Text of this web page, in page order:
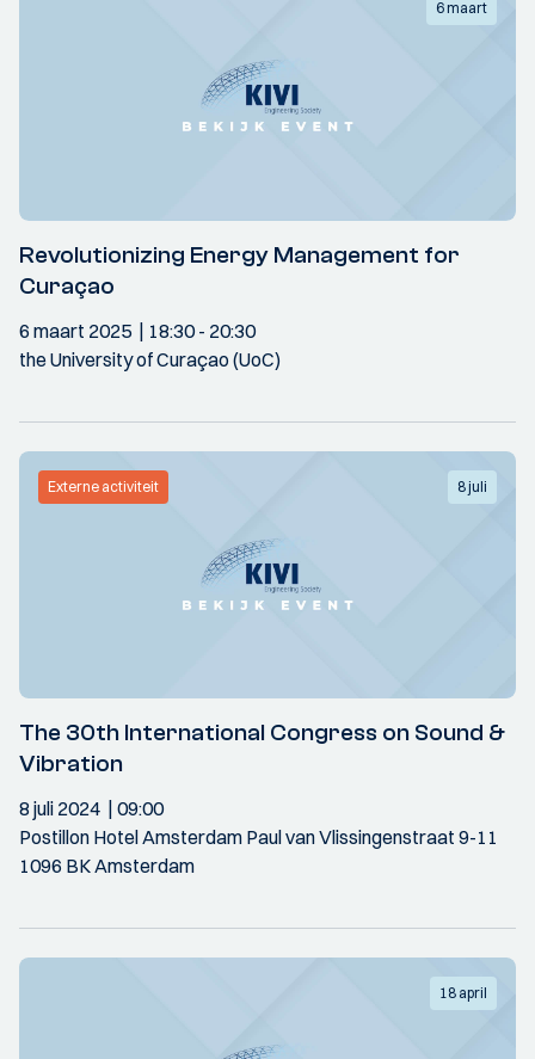
6 maart
Revolutionizing Energy Management for
Curaçao
6 maart 2025 18:30- 20:30
the University of Curaçao (UoC)
Externe activiteit 8 juli
The 30th International Congress on Sound &
Vibration
8 juli 2024
09:00
Postillon Hotel Amsterdam Paul van Vlissingenstraat 9-11
1096 BK Amsterdam
18 april